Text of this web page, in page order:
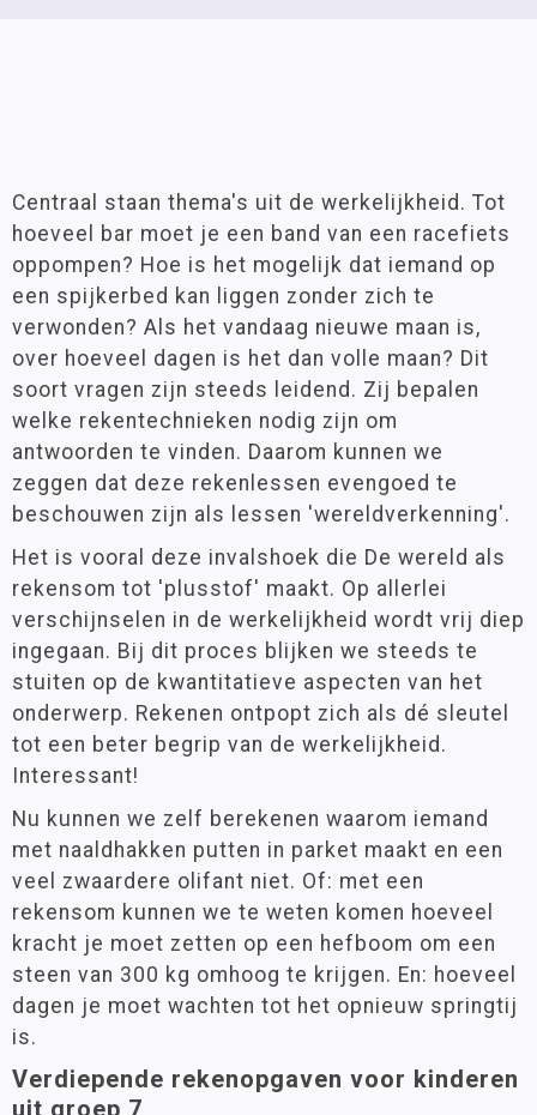
Centraal staan thema's uit de werkelijkheid. Tot
hoeveel bar moet je een band van een racefiets
oppompen? Hoe is het mogelijk dat iemand op
een spijkerbed kan liggen zonder zich te
verwonden? Als het vandaag nieuwe maan is,
over hoeveel dagen is het dan volle maan? Dit
soort vragen zijn steeds leidend. Zij bepalen
welke rekentechnieken nodig zijn om
antwoorden te vinden. Daarom kunnen we
zeggen dat deze rekenlessen evengoed te
beschouwen zijn als lessen 'wereldverkenning'.
Het is vooral deze invalshoek die De wereld als
rekensom tot 'plusstof' maakt. Op allerlei
verschijnselen in de werkelijkheid wordt vrij diep
ingegaan. Bij dit proces blijken we steeds te
stuiten op de kwantitatieve aspecten van het
onderwerp. Rekenen ontpopt zich als dé sleutel
tot een beter begrip van de werkelijkheid.
Interessant!
Nu kunnen we zelf berekenen waarom iemand
met naaldhakken putten in parket maakt en een
veel zwaardere olifant niet. Of: met een
rekensom kunnen we te weten komen hoeveel
kracht je moet zetten op een hefboom om een
steen van 300 kg omhoog te krijgen. En: hoeveel
dagen je moet wachten tot het opnieuw springtij
is.
Verdiepende rekenopgaven voor kinderen
uit groep 7